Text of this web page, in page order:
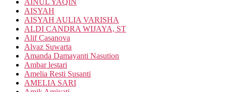
AINUL YAQIN
AISYAH
AISYAH AULIA VARISHA
ALDI CANDRA WIJAYA, ST
Alif Casanova
Alvaz Suwarta
Amanda Damayanti Nasution
Ambar lestari
Amelia Resti Susanti
AMELIA SARI